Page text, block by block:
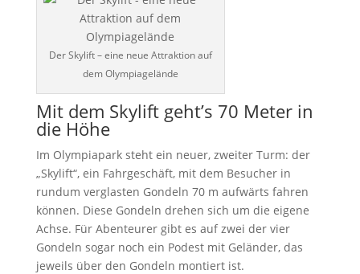
Der Skylift – eine neue Attraktion auf
dem Olympiagelände
Mit dem Skylift geht’s 70 Meter in
die Höhe
Im Olympiapark steht ein neuer, zweiter Turm: der
„Skylift“, ein Fahrgeschäft, mit dem Besucher in
rundum verglasten Gondeln 70 m aufwärts fahren
können. Diese Gondeln drehen sich um die eigene
Achse. Für Abenteurer gibt es auf zwei der vier
Gondeln sogar noch ein Podest mit Geländer, das
jeweils über den Gondeln montiert ist.